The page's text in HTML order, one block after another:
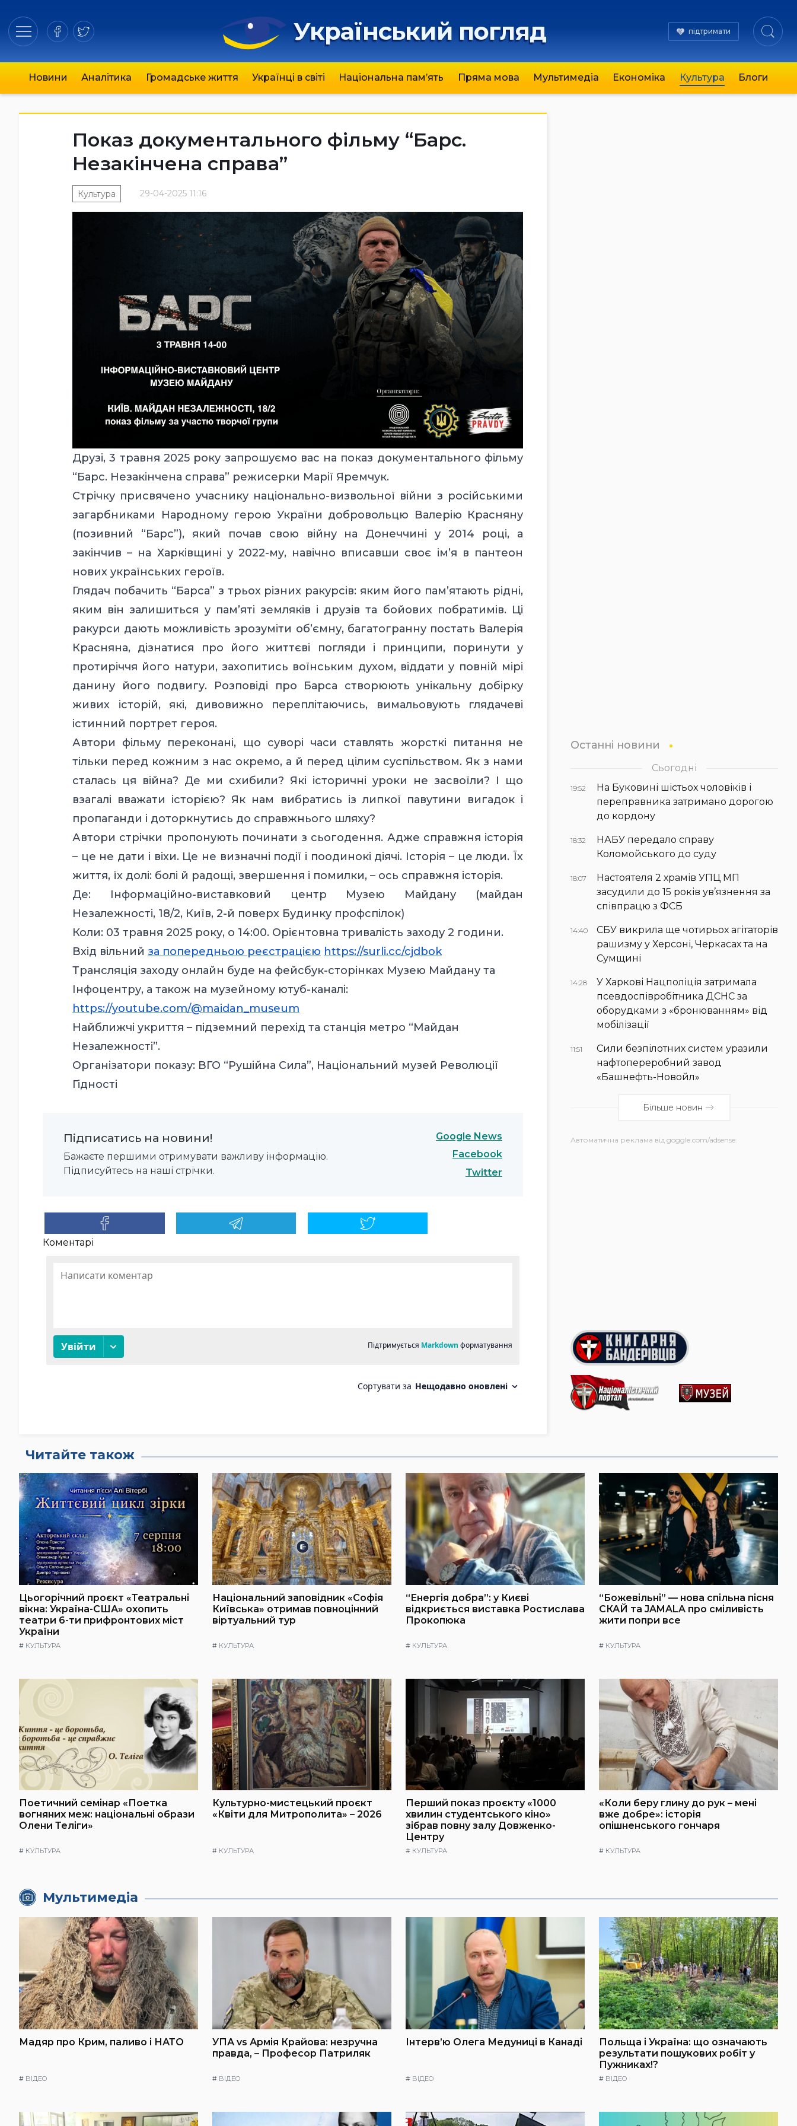
Український погляд підтримати
Новини Аналітика Громадське життя Українці в світі Національна пам’ять Пряма мова Мультимедіа Економіка Культура Блоги
Показ документального фільму “Барс.
Незакінчена справа”
29-04-2025 11:16
Культура
Друзі, 3 травня 2025 року запрошуємо вас на показ документального фільму
“Барс. Незакінчена справа” режисерки Марії Яремчук.
Стрічку присвячено учаснику національно-визвольної війни з російськими
загарбниками Народному герою України добровольцю Валерію Красняну
(позивний “Барс”), який почав свою війну на Донеччині у 2014 році, а
закінчив – на Харківщині у 2022-му, навічно вписавши своє ім’я в пантеон
нових українських героїв.
Глядач побачить “Барса” з трьох різних ракурсів: яким його пам’ятають рідні,
яким він залишиться у пам’яті земляків і друзів та бойових побратимів. Ці
ракурси дають можливість зрозуміти об’ємну, багатогранну постать Валерія
Красняна, дізнатися про його життєві погляди і принципи, поринути у
протиріччя його натури, захопитись воїнським духом, віддати у повній мірі
данину його подвигу. Розповіді про Барса створюють унікальну добірку
живих історій, які, дивовижно переплітаючись, вимальовують глядачеві
істинний портрет героя.
Автори фільму переконані, що суворі часи ставлять жорсткі питання не
тільки перед кожним з нас окремо, а й перед цілим суспільством. Як з нами
сталась ця війна? Де ми схибили? Які історичні уроки не засвоїли? І що
взагалі вважати історією? Як нам вибратись із липкої павутини вигадок і
пропаганди і доторкнутись до справжнього шляху?
Автори стрічки пропонують починати з сьогодення. Адже справжня історія
– це не дати і віхи. Це не визначні події і поодинокі діячі. Історія – це люди. Їх
життя, їх долі: болі й радощі, звершення і помилки, – ось справжня історія.
Де: Інформаційно-виставковий центр Музею Майдану (майдан
Незалежності, 18/2, Київ, 2-й поверх Будинку профспілок)
Коли: 03 травня 2025 року, о 14:00. Орієнтовна тривалість заходу 2 години.
Вхід вільний за попередньою реєстрацією https://surli.cc/cjdbok
Трансляція заходу онлайн буде на фейсбук-сторінках Музею Майдану та
Інфоцентру, а також на музейному ютуб-каналі:
https://youtube.com/@maidan_museum
Найближчі укриття – підземний перехід та станція метро “Майдан
Незалежності”.
Організатори показу: ВГО “Рушійна Сила”, Національний музей Революції
Гідності
Підписатись на новини!
Бажаєте першими отримувати важливу інформацію.
Підписуйтесь на наші стрічки.
Google News
Facebook
Twitter
Коментарі
Останні новини
Сьогодні
19:52
На Буковині шістьох чоловіків і
переправника затримано дорогою
до кордону
18:32
НАБУ передало справу
Коломойського до суду
18:07
Настоятеля 2 храмів УПЦ МП
засудили до 15 років ув’язнення за
співпрацю з ФСБ
14:40
СБУ викрила ще чотирьох агітаторів
рашизму у Херсоні, Черкасах та на
Сумщині
14:28
У Харкові Нацполіція затримала
псевдоспівробітника ДСНС за
оборудками з «бронюванням» від
мобілізації
11:51
Сили безпілотних систем уразили
нафтопереробний завод
«Башнефть-Новойл»
Більше новин
Автоматична реклама від goggle.com/adsense:
Читайте також
Цьогорічний проєкт «Театральні
вікна: Україна-США» охопить
театри 6-ти прифронтових міст
України
# КУЛЬТУРА
Національний заповідник «Софія
Київська» отримав повноцінний
віртуальний тур
# КУЛЬТУРА
“Енергія добра”: у Києві
відкриється виставка Ростислава
Прокопюка
# КУЛЬТУРА
“Божевільні” — нова спільна пісня
СКАЙ та JAMALA про сміливість
жити попри все
# КУЛЬТУРА
Поетичний семінар «Поетка
вогняних меж: національні образи
Олени Теліги»
# КУЛЬТУРА
Культурно-мистецький проєкт
«Квіти для Митрополита» – 2026
# КУЛЬТУРА
Перший показ проєкту «1000
хвилин студентського кіно»
зібрав повну залу Довженко-
Центру
# КУЛЬТУРА
«Коли беру глину до рук – мені
вже добре»: історія
опішненського гончаря
# КУЛЬТУРА
Мультимедіа
Мадяр про Крим, паливо і НАТО
# ВІДЕО
УПА vs Армія Крайова: незручна
правда, – Професор Патриляк
# ВІДЕО
Інтерв’ю Олега Медуниці в Канаді
# ВІДЕО
Польща і Україна: що означають
результати пошукових робіт у
Пужниках!?
# ВІДЕО